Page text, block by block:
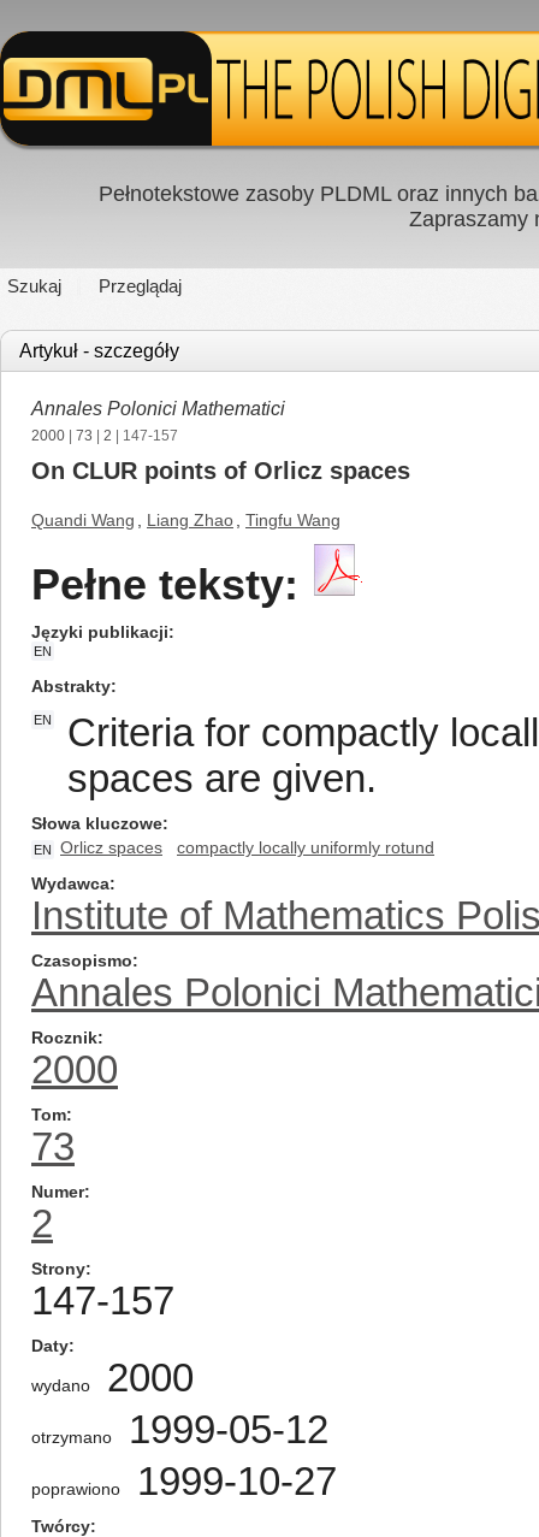
Pełnotekstowe zasoby PLDML oraz innych
Zapraszamy
Szukaj Przeglądaj
Artykuł - szczegóły
Annales Polonici Mathematici
2000 73 2 | 147-157
On CLUR points of Orlicz spaces
Quandi Wang Liang Zhao Tingfu Wang
Pełne teksty:
Języki publikacji
EN
Abstrakty
EN
Criteria for compactly
spaces are given.
Słowa kluczowe
EN Orlicz spaces
compactly locally uniformly rotund
Wydawca
Institute of Mathematics
Czasopismo
Annales Polonici
Rocznik
2000
Tom
73
Numer
2
Strony
147-157
Daty
wydano 2000
otrzymano 1999-05-12
poprawiono 1999-10-27
Twórcy